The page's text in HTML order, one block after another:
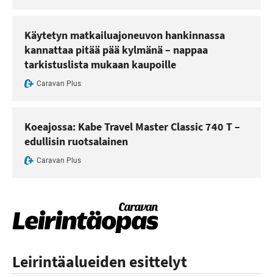
Käytetyn matkailuajoneuvon hankinnassa
kannattaa pitää pää kylmänä – nappaa
tarkistuslista mukaan kaupoille
Caravan Plus
Koeajossa: Kabe Travel Master Classic 740 T –
edullisin ruotsalainen
Caravan Plus
Leirintäalueiden esittelyt